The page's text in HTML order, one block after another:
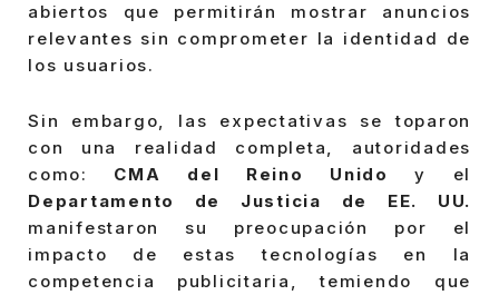
abiertos que permitirán mostrar anuncios
relevantes sin comprometer la identidad de
los usuarios.
Sin embargo, las expectativas se toparon
con una realidad completa, autoridades
como: CMA del Reino Unido
y el
Departamento de Justicia de EE. UU.
manifestaron su preocupación por el
impacto de estas tecnologías en la
competencia publicitaria, temiendo que